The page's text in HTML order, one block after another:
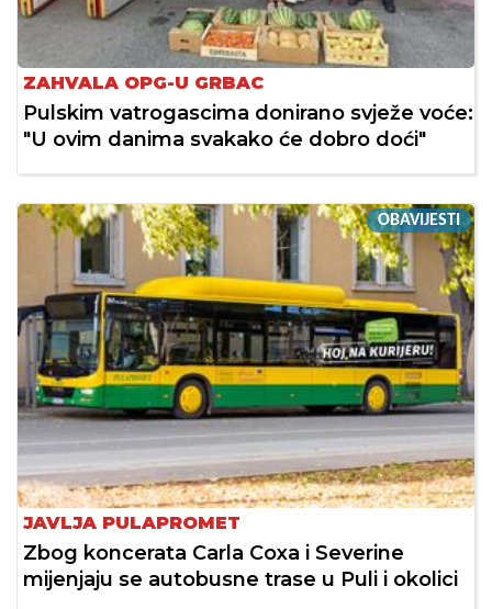
ZAHVALA OPG-U GRBAC
Pulskim vatrogascima donirano svježe voće:
"U ovim danima svakako će dobro doći"
OBAVIJESTI
JAVLJA PULAPROMET
Zbog koncerata Carla Coxa i Severine
mijenjaju se autobusne trase u Puli i okolici